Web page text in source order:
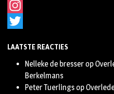
Facebook
Instagram
LAATSTE REACTIES
Nelleke de bresser op
Berkelmans
Peter Tuerlings op